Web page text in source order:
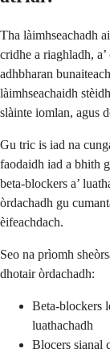
Tha làimhseachadh
cridhe a riaghladh, a’
adhbharan
làimhseachaidh
slàinte iomlan, agus
Gu tric is iad na
faodaidh iad a bhith
beta-blockers a’
òrdachadh gu
èifeachdach.
Seo na prìomh
dhotair òrdachadh:
Beta-blockers
luathachadh
Blocers sianal